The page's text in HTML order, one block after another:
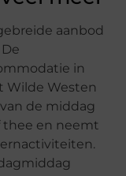
aanbod
in
Wilde Westen
de middag
thee en neemt